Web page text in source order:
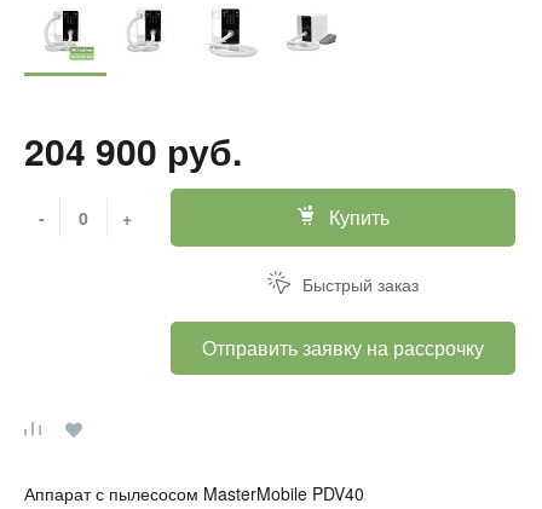
204 900 руб.
- + Купить
Быстрый заказ
Отправить заявку на рассрочку
Аппарат с пылесосом MasterMobile PDV40